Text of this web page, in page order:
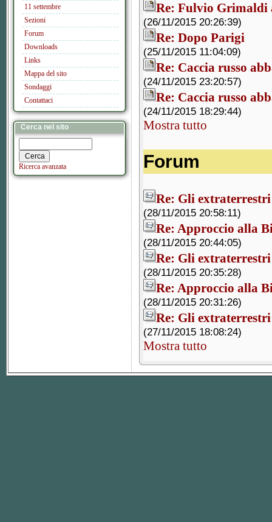
11 settembre
Sezioni
Forum
Downloads
Links
Mappa del sito
Sondaggi
Contattaci
Cerca nel sito
Ricerca avanzata
Re: Fulvio
(26/11/2015 20:26:39)
Re: Dopo Parigi
(25/11/2015 11:04:09)
Re: Caccia russo
(24/11/2015 23:20:57)
Re: Caccia russo
(24/11/2015 18:29:44)
Mostra tutto
Forum
Re: Gli
(28/11/2015 20:58:11)
Re: Approccio alla
(28/11/2015 20:44:05)
Re: Gli
(28/11/2015 20:35:28)
Re: Approccio alla
(28/11/2015 20:31:26)
Re: Gli
(27/11/2015 18:08:24)
Mostra tutto